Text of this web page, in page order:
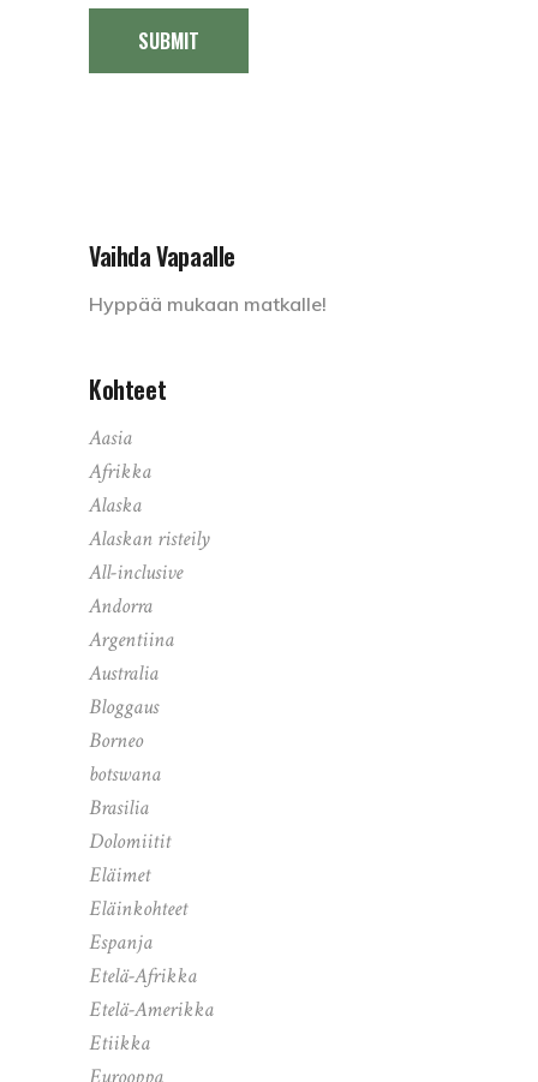
SUBMIT
Vaihda Vapaalle
Hyppää mukaan matkalle!
Kohteet
Aasia
Afrikka
Alaska
Alaskan risteily
All-inclusive
Andorra
Argentiina
Australia
Bloggaus
Borneo
botswana
Brasilia
Dolomiitit
Eläimet
Eläinkohteet
Espanja
Etelä-Afrikka
Etelä-Amerikka
Etiikka